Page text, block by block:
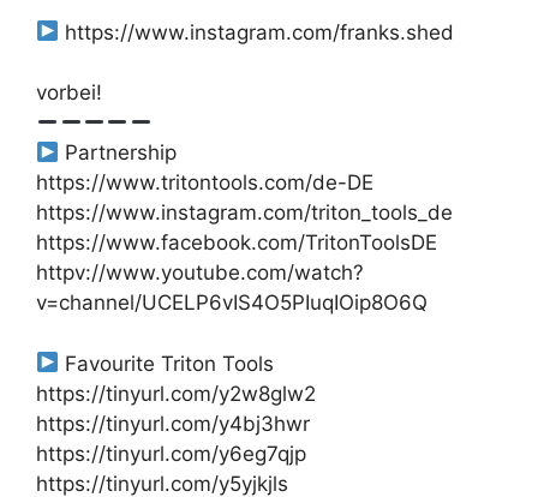
https://www.instagram.com/franks.shed
vorbei!
Partnership
https://www.tritontools.com/de-DE
https://www.instagram.com/triton_tools_de
https://www.facebook.com/TritonToolsDE
httpv://www.youtube.com/watch?
v=channel/UCELP6vIS4O5PIuqIOip8O6Q
Favourite Triton Tools
https://tinyurl.com/y2w8glw2
https://tinyurl.com/y4bj3hwr
https://tinyurl.com/y6eg7qjp
https://tinyurl.com/y5yjkjls